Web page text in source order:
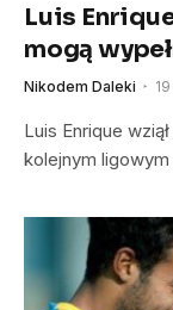
Luis
mogą
Nikodem Daleki
Luis Enrique
kolejnym